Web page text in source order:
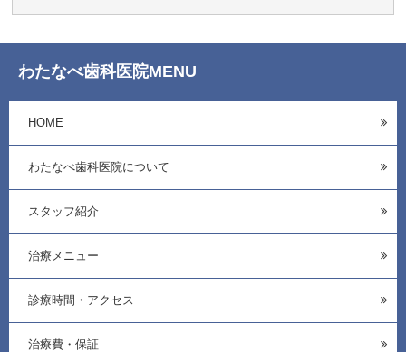
わたなべ歯科医院MENU
HOME
わたなべ歯科医院について
スタッフ紹介
治療メニュー
診療時間・アクセス
治療費・保証